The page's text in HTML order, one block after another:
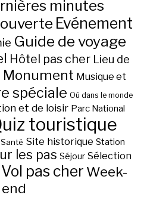
minutes
Evénement
Guide de voyage
Hôtel pas cher Lieu de
Monument Musique et
spéciale Où dans le monde
et de loisir Parc National
touristique
Santé Site historique Station
les pas Séjour Sélection
Vol pas cher Week-
end